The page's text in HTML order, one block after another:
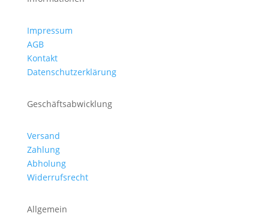
Impressum
AGB
Kontakt
Datenschutzerklärung
Geschäftsabwicklung
Versand
Zahlung
Abholung
Widerrufsrecht
Allgemein